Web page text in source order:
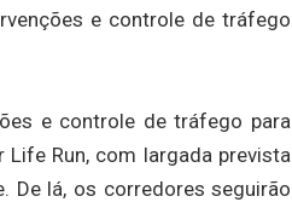
e controle de tráfego
e controle de tráfego para
Run, com largada prevista
De lá, os corredores seguirão